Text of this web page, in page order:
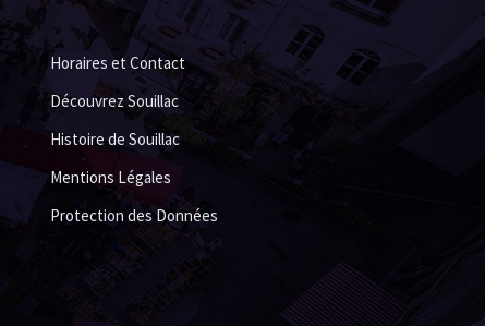
Horaires et Contact
Découvrez Souillac
Histoire de Souillac
Mentions Légales
Protection des Données